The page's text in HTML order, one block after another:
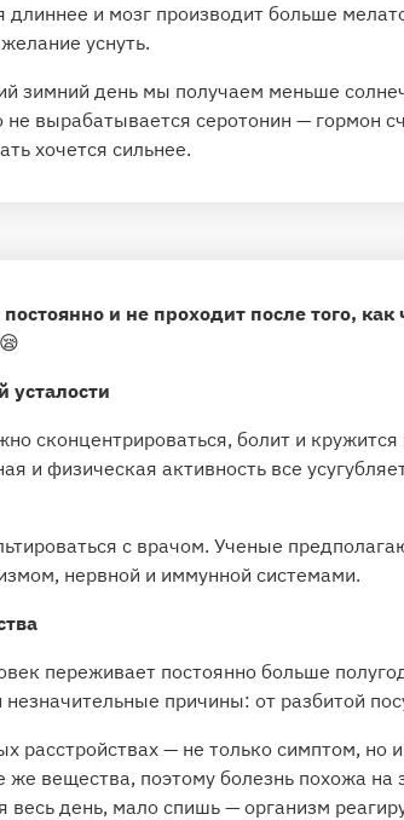
длиннее и мозг производит больше
уснуть.
зимний день мы получаем меньше
не вырабатывается серотонин — гормон
хочется сильнее.
и не проходит после того,
😪
усталости
сконцентрироваться, болит и
и физическая активность все
с врачом. Ученые
нервной и иммунной системами.
переживает постоянно больше
незначительные причины: от разбитой
расстройствах — не только симптом, но
вещества, поэтому болезнь похожа
день, мало спишь — организм